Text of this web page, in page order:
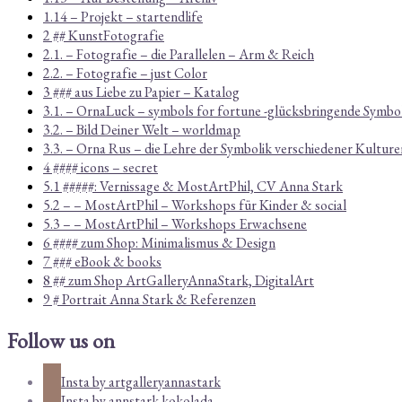
1.14 – Projekt – startendlife
2 ## KunstFotografie
2.1. – Fotografie – die Parallelen – Arm & Reich
2.2. – Fotografie – just Color
3 ### aus Liebe zu Papier – Katalog
3.1. – OrnaLuck – symbols for fortune -glücksbringende
3.2. – Bild Deiner Welt – worldmap
3.3. – Orna Rus – die Lehre der Symbolik verschiedener
4 #### icons – secret
5.1 #####: Vernissage & MostArtPhil, CV Anna Stark
5.2 – – MostArtPhil – Workshops für Kinder & social
5.3 – – MostArtPhil – Workshops Erwachsene
6 #### zum Shop: Minimalismus & Design
7 ### eBook & books
8 ## zum Shop ArtGalleryAnnaStark, DigitalArt
9 # Portrait Anna Stark & Referenzen
Follow us on
Insta by artgalleryannastark